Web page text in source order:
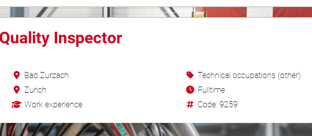
Mechanik, Elektronik, Optik Medizin, Gesundheitswesen,
Verkauf, Handel, Kundenberatung,